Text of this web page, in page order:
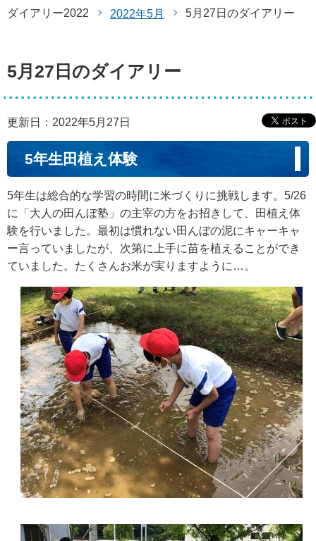
ダイアリー2022
2022年5月 5月27日のダイアリー
5月27日のダイアリー
更新日：2022年5月27日
5年生田植え体験
5年生は総合的な学習の時間に米づくりに挑戦します。5/26
に「大人の田んぼ塾」の主宰の方をお招きして、田植え体
験を行いました。最初は慣れない田んぼの泥にキャーキャ
ー言っていましたが、次第に上手に苗を植えることができ
ていました。たくさんお米が実りますように…。